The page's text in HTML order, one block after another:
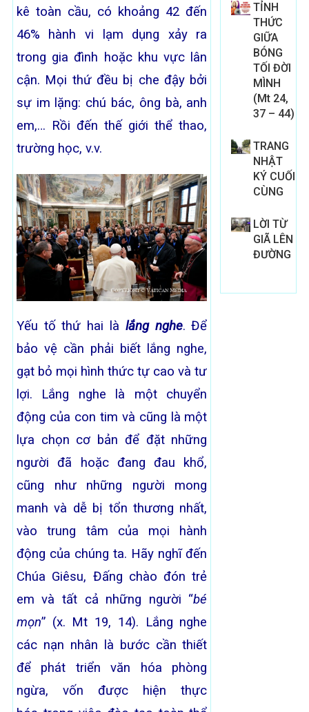
kê toàn cầu, có khoảng 42 đến
46% hành vi lạm dụng xảy ra
trong gia đình hoặc khu vực lân
cận. Mọi thứ đều bị che đậy bởi
sự im lặng: chú bác, ông bà, anh
em,… Rồi đến thế giới thể thao,
trường học, v.v.
Yếu tố thứ hai là lắng nghe. Để
bảo vệ cần phải biết lắng nghe,
gạt bỏ mọi hình thức tự cao và tư
lợi. Lắng nghe là một chuyển
động của con tim và cũng là một
lựa chọn cơ bản để đặt những
người đã hoặc đang đau khổ,
cũng như những người mong
manh và dễ bị tổn thương nhất,
vào trung tâm của mọi hành
động của chúng ta. Hãy nghĩ đến
Chúa Giêsu, Đấng chào đón trẻ
em và tất cả những người “bé
mọn” (x. Mt 19, 14). Lắng nghe
các nạn nhân là bước cần thiết
để phát triển văn hóa phòng
ngừa, vốn được hiện thực
TỈNH
THỨC
GIỮA
BÓNG
TỐI ĐỜI
MÌNH
(Mt 24,
37 – 44)
TRANG
NHẬT
KÝ CUỐI
CÙNG
LỜI TỪ
GIÃ LÊN
ĐƯỜNG